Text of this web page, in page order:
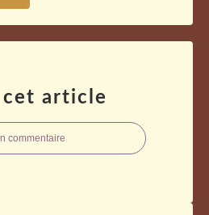
cet article
commentaire